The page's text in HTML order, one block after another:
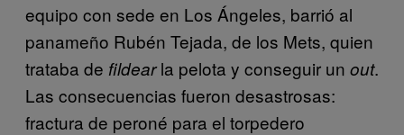
equipo con sede en Los Ángeles, barrió al
panameño Rubén Tejada, de los Mets, quien
trataba de fildearla pelota y conseguir un out.
Las consecuencias fueron desastrosas:
fractura de peroné para el torpedero